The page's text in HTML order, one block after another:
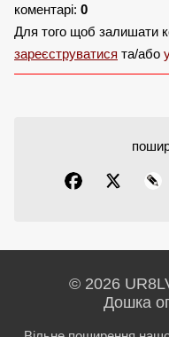
коментарі: 0
Для того щоб залишати
зареєструватися та/або
© 2026
Дошка